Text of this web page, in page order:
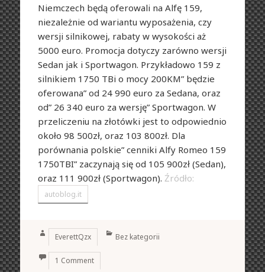
Niemczech będą oferowali na Alfę 159,
niezależnie od wariantu wyposażenia, czy
wersji silnikowej, rabaty w wysokości aż
5000 euro. Promocja dotyczy zarówno wersji
Sedan jak i Sportwagon. Przykładowo 159 z
silnikiem 1750 TBi o mocy 200KM” będzie
oferowana” od 24 990 euro za Sedana, oraz
od” 26 340 euro za wersję” Sportwagon. W
przeliczeniu na złotówki jest to odpowiednio
około 98 500zł, oraz 103 800zł. Dla
porównania polskie” cenniki Alfy Romeo 159
1750TBI” zaczynają się od 105 900zł (Sedan),
oraz 111 900zł (Sportwagon). Źródło:
autoblog.it
Author
EverettQzx Categories
Bez kategorii
1 Comment